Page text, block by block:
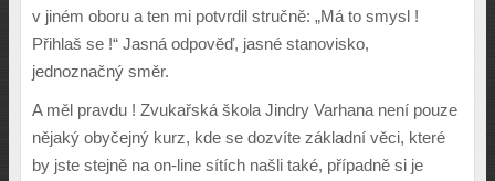
v jiném oboru a ten mi potvrdil stručně: „Má to smysl !
Přihlaš se !“ Jasná odpověď, jasné stanovisko,
jednoznačný směr.
A měl pravdu ! Zvukařská škola Jindry Varhana není pouze
nějaký obyčejný kurz, kde se dozvíte základní věci, které
by jste stejně na on-line sítích našli také, případně si je